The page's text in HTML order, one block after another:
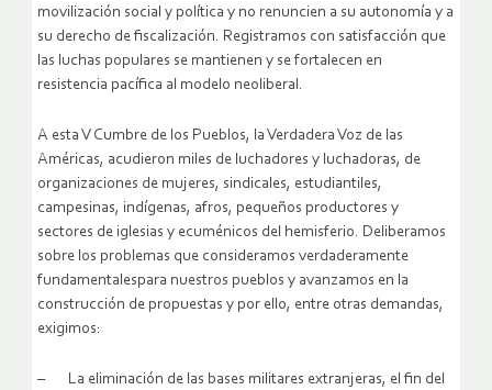
movilización social y política y no renuncien a su autonomía y a
su derecho de fiscalización. Registramos con satisfacción que
las luchas populares se mantienen y se fortalecen en
resistencia pacífica al modelo neoliberal.
A esta V Cumbre de los Pueblos, la Verdadera Voz de las
Américas, acudieron miles de luchadores y luchadoras, de
organizaciones de mujeres, sindicales, estudiantiles,
campesinas, indígenas, afros, pequeños productores y
sectores de iglesias y ecuménicos del hemisferio. Deliberamos
sobre los problemas que consideramos verdaderamente
fundamentalespara nuestros pueblos y avanzamos en la
construcción de propuestas y por ello, entre otras demandas,
exigimos:
– La eliminación de las bases militares extranjeras, el fin del